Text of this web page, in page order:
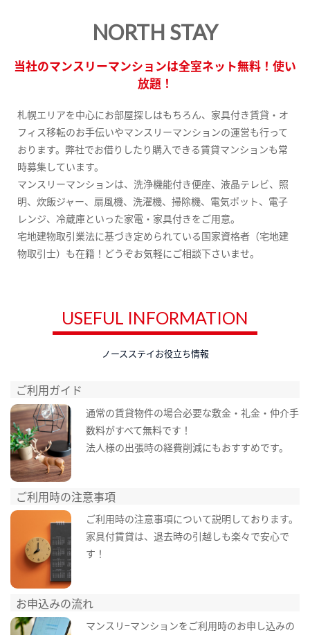
NORTH STAY
当社のマンスリーマンションは全室ネット無料！使い
放題！
札幌エリアを中心にお部屋探しはもちろん、家具付き賃貸・オ
フィス移転のお手伝いやマンスリーマンションの運営も行って
おります。弊社でお借りしたり購入できる賃貸マンションも常
時募集しています。
マンスリーマンションは、洗浄機能付き便座、液晶テレビ、照
明、炊飯ジャー、扇風機、洗濯機、掃除機、電気ポット、電子
レンジ、冷蔵庫といった家電・家具付きをご用意。
宅地建物取引業法に基づき定められている国家資格者（宅地建
物取引士）も在籍！どうぞお気軽にご相談下さいませ。
USEFUL INFORMATION
ノースステイお役立ち情報
ご利用ガイド
通常の賃貸物件の場合必要な敷金・礼金・仲介手
数料がすべて無料です！
法人様の出張時の経費削減にもおすすめです。
ご利用時の注意事項
ご利用時の注意事項について説明しております。
家具付賃貸は、退去時の引越しも楽々で安心で
す！
お申込みの流れ
マンスリ−マンションをご利用時のお申し込みの